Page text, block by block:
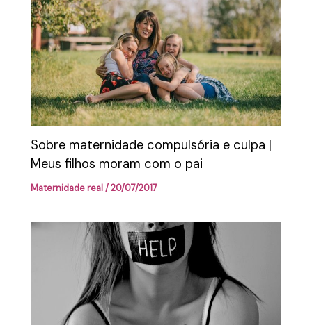
Sobre maternidade compulsória e culpa |
Meus filhos moram com o pai
Maternidade real/20/07/2017